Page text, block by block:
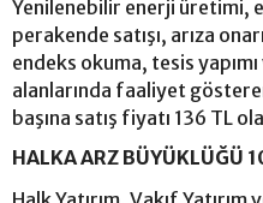
Yenilenebilir enerji üretimi,
perakende satışı, arıza
endeks okuma, tesis
alanlarında faaliyet
başına satış fiyatı 136 TL
HALKA ARZ BÜYÜKLÜĞÜ